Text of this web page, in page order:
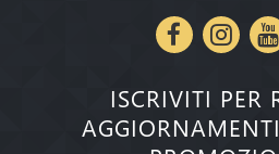
ISCRIVITI PER